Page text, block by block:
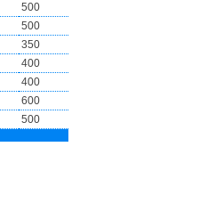
500
500
350
400
400
600
500